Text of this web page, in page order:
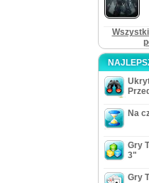
Na
Gry
3"
Gry